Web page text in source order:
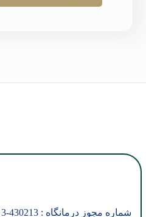
شماره مجوز درمانگاه : 430213
-3